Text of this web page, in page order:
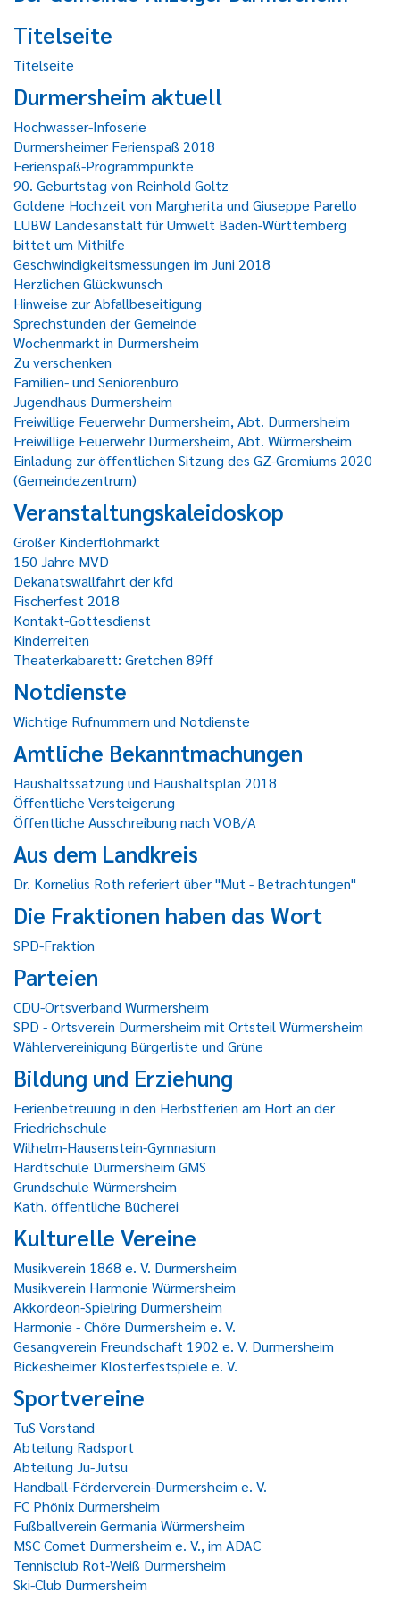
Titelseite
Titelseite
Durmersheim aktuell
Hochwasser-Infoserie
Durmersheimer Ferienspaß 2018
Ferienspaß-Programmpunkte
90. Geburtstag von Reinhold Goltz
Goldene Hochzeit von Margherita und Giuseppe Parello
LUBW Landesanstalt für Umwelt Baden-Württemberg
bittet um Mithilfe
Geschwindigkeitsmessungen im Juni 2018
Herzlichen Glückwunsch
Hinweise zur Abfallbeseitigung
Sprechstunden der Gemeinde
Wochenmarkt in Durmersheim
Zu verschenken
Familien- und Seniorenbüro
Jugendhaus Durmersheim
Freiwillige Feuerwehr Durmersheim, Abt. Durmersheim
Freiwillige Feuerwehr Durmersheim, Abt. Würmersheim
Einladung zur öffentlichen Sitzung des GZ-Gremiums 2020
(Gemeindezentrum)
Veranstaltungskaleidoskop
Großer Kinderflohmarkt
150 Jahre MVD
Dekanatswallfahrt der kfd
Fischerfest 2018
Kontakt-Gottesdienst
Kinderreiten
Theaterkabarett: Gretchen 89ff
Notdienste
Wichtige Rufnummern und Notdienste
Amtliche Bekanntmachungen
Haushaltssatzung und Haushaltsplan 2018
Öffentliche Versteigerung
Öffentliche Ausschreibung nach VOB/A
Aus dem Landkreis
Dr. Kornelius Roth referiert über "Mut - Betrachtungen"
Die Fraktionen haben das Wort
SPD-Fraktion
Parteien
CDU-Ortsverband Würmersheim
SPD - Ortsverein Durmersheim mit Ortsteil Würmersheim
Wählervereinigung Bürgerliste und Grüne
Bildung und Erziehung
Ferienbetreuung in den Herbstferien am Hort an der
Friedrichschule
Wilhelm-Hausenstein-Gymnasium
Hardtschule Durmersheim GMS
Grundschule Würmersheim
Kath. öffentliche Bücherei
Kulturelle Vereine
Musikverein 1868 e. V. Durmersheim
Musikverein Harmonie Würmersheim
Akkordeon-Spielring Durmersheim
Harmonie - Chöre Durmersheim e. V.
Gesangverein Freundschaft 1902 e. V. Durmersheim
Bickesheimer Klosterfestspiele e. V.
Sportvereine
TuS Vorstand
Abteilung Radsport
Abteilung Ju-Jutsu
Handball-Förderverein-Durmersheim e. V.
FC Phönix Durmersheim
Fußballverein Germania Würmersheim
MSC Comet Durmersheim e. V., im ADAC
Tennisclub Rot-Weiß Durmersheim
Ski-Club Durmersheim